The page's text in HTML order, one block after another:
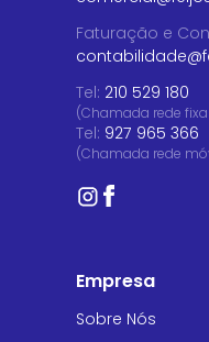
Faturação e
Tel: 210 529 180
(Chamada rede
Tel: 927 965 366
(Chamada rede
Empresa
Sobre Nós